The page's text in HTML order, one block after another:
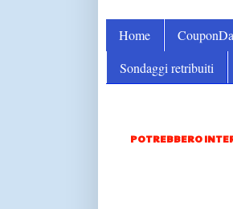
Home
Sondaggi retribuiti
POTREBBERO